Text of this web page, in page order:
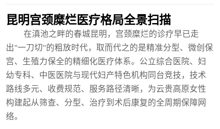
昆明宫颈糜烂医疗格局全景扫描
在滇池之畔的春城昆明，宫颈糜烂的诊疗早已走
出"一刀切"的粗放时代，取而代之的是精准分型、微创保
宫、生殖力保全的精细化医疗体系。公立综合医院、妇
幼专科、中医医院与现代妇产特色机构同台竞技，技术
路线多元、收费规范、服务路径清晰，为云贵高原女性
构建起从筛查、分型、治疗到术后康复的全周期保障网
络。